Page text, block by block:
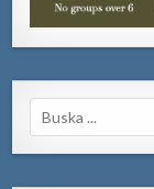
Search
for: